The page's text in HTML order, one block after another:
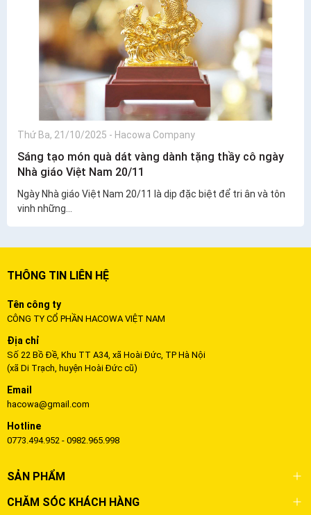
Thứ Ba, 21/10/2025 - Hacowa Company
Sáng tạo món quà dát vàng dành tặng thầy cô ngày
Nhà giáo Việt Nam 20/11
Ngày Nhà giáo Việt Nam 20/11 là dịp đặc biệt để tri ân và tôn
vinh những...
THÔNG TIN LIÊN HỆ
Tên công ty
CÔNG TY CỔ PHẦN HACOWA VIỆT NAM
Địa chỉ
Số 22 Bồ Đề, Khu TT A34, xã Hoài Đức, TP Hà Nội
(xã Di Trạch, huyện Hoài Đức cũ)
Email
hacowa@gmail.com
Hotline
0773.494.952 - 0982.965.998
SẢN PHẨM
CHĂM SÓC KHÁCH HÀNG